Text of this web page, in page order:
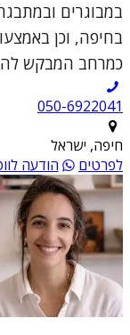
בחיפה, וכן
כמרחב המבקש
050-6922041
חיפה, ישראל
לפרטים
הודעה